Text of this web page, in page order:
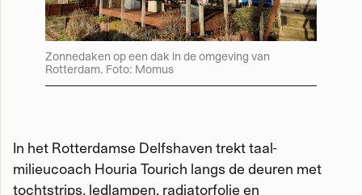
Zonnedaken op een dak in de omgeving van
Rotterdam. Foto: Momus
In het Rotterdamse Delfshaven trekt taal-
milieucoach Houria Tourich langs de deuren met
tochtstrips, ledlampen, radiatorfolie en